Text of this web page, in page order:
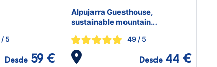
/ 5
Desde 59 €
Alpujarra Guesthouse,
sustainable mountain
above sealevel, 15 min from
spatown Lanjaron
49/ 5
Desde 44 €